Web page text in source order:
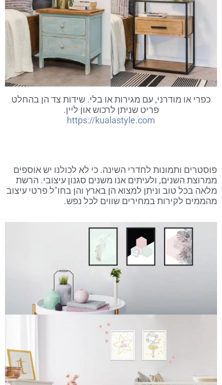
כפרי או מודרני, עם מגירות או בלי. שידות צד הן בהחלט
פריט שניתן לרכוש און ליין.
https://kualastyle.com
פוסטרים ותמונות לחדרי השינה. כי לא לכולנו יש אוספים
ממרוצת השנים, ולעיתים אנו משנים סגנון עיצובי. הרשת
מלאה בכל טוב וניתן למצוא הן בארץ והן בחו"ל פרטי עיצוב
מהממים לקירות במחירים שווים לכל נפש.